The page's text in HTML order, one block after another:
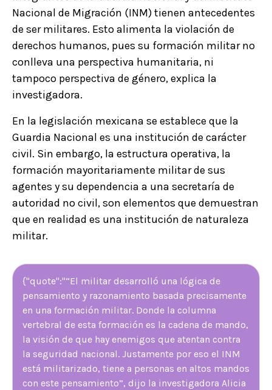
Nacional de Migración (INM) tienen antecedentes
de ser militares. Esto alimenta la violación de
derechos humanos, pues su formación militar no
conlleva una perspectiva humanitaria, ni
tampoco perspectiva de género, explica la
investigadora.
En la legislación mexicana se establece que la
Guardia Nacional es una institución de carácter
civil. Sin embargo, la estructura operativa, la
formación mayoritariamente militar de sus
agentes y su dependencia a una secretaría de
autoridad no civil, son elementos que demuestran
que en realidad es una institución de naturaleza
militar.
{"quote":"“El militar desarrolló una lógica de
pensamiento y razonamiento basada precisamente
en una formación militar. Donde la columna
vertebral de esta formación es la cadena de mando,
la visión de que hay enemigos que atentan contra
la seguridad nacional. Justamente por eso el INM
está militarizado, tiene a personas en altos mandos
con este pensamiento”, dijo la investigadora Alicia